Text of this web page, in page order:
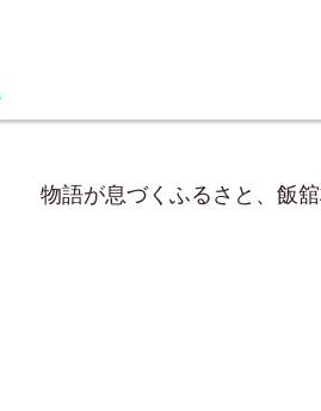
物語が息づくふるさと、飯舘